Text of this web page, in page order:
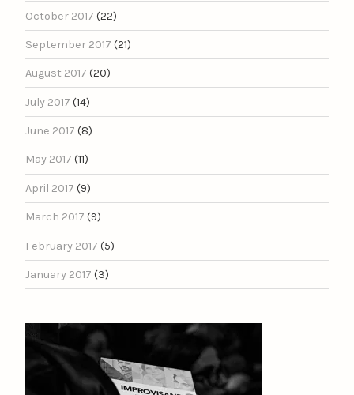
October 2017 (22)
September 2017 (21)
August 2017 (20)
July 2017 (14)
June 2017 (8)
May 2017 (11)
April 2017 (9)
March 2017 (9)
February 2017 (5)
January 2017 (3)